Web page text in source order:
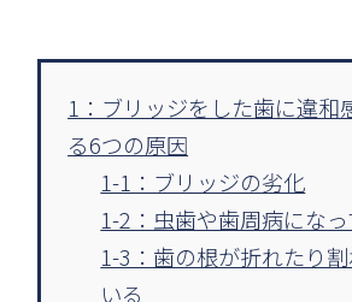
1：ブリッジをした歯に違和
る6つの原因
1-1：ブリッジの劣化
1-2：虫歯や歯周病になっ
1-3：歯の根が折れたり
いる